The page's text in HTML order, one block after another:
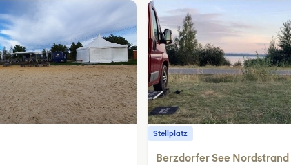
Stellplatz
Berzdorfer See Nordstrand